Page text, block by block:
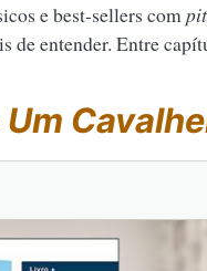
e best-sellers com
de entender. Entre
Um